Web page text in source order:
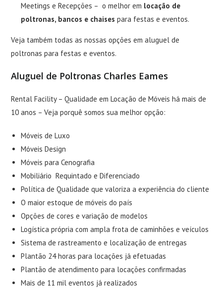
Meetings e Recepções – o melhor em locação de
poltronas, bancos e chaisespara festas e eventos.
Veja também todas as nossas opções emaluguel de
poltronas para festas e eventos.
Aluguel de Poltronas Charles Eames
Rental Facility – Qualidade em Locação de Móveis há mais de
10 anos – Veja porquê somos sua melhor opção:
Móveis de Luxo
Móveis Design
Móveis para Cenografia
Mobiliário Requintado e Diferenciado
Política de Qualidade que valoriza a experiência do cliente
O maior estoque de móveis do país
Opções de cores e variação de modelos
Logística própria com ampla frota de caminhões e veículos
Sistema de rastreamento e localização de entregas
Plantão 24 horas para locações já efetuadas
Plantão de atendimento para locações confirmadas
Mais de 11 mil eventos já realizados